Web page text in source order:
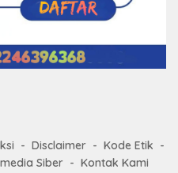
Disclaimer
Kode Etik
Siber
Kontak Kami